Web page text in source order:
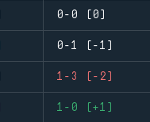
0-0 (0)
0-1 (-1)
1-3 (-2)
1-0 (+1)